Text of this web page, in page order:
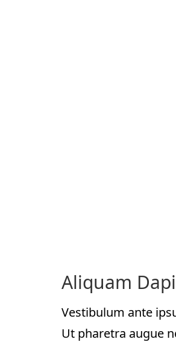
Aliquam
Vestibulum ante
Ut pharetra augue